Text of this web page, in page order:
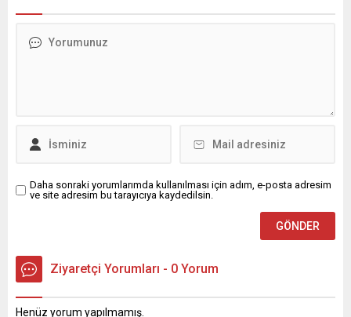
Vekili Güngör Geçer, Vali
ve kuruluşlarının temsilcileri
Daha sonraki yorumlarımda kullanılması için adım, e-posta adresim
ve site adresim bu tarayıcıya kaydedilsin.
Ziyaretçi Yorumları - 0 Yorum
Henüz yorum yapılmamış.